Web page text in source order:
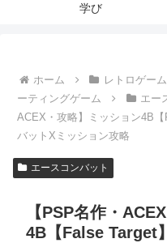
学び
ホーム レトロゲーム
ーティングゲーム
エー
ACEX・攻略】ミッション4B
バットXミッション攻略
エースコンバット
【PSP名作・
4B【False Target